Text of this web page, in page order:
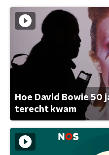
Hoe David Bowie 50
terecht kwam